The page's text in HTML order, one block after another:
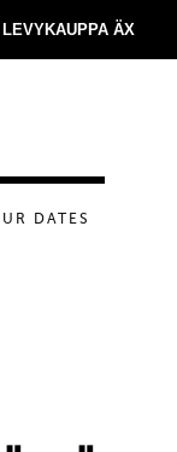
LEVYKAUPPA ÄX
DATES